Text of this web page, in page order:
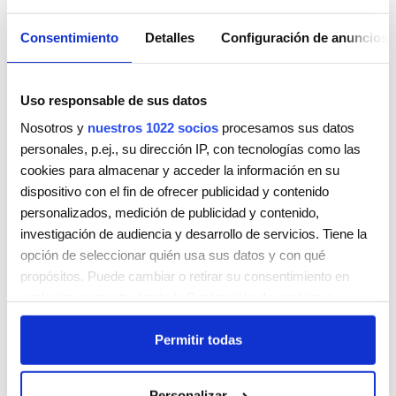
Consentimiento Detalles Configuración de anuncios
Uso responsable de sus datos
Nosotros y nuestros 1022 socios procesamos sus datos
personales, p.ej., su dirección IP, con tecnologías como las
cookies para almacenar y acceder la información en su
dispositivo con el fin de ofrecer publicidad y contenido
personalizados, medición de publicidad y contenido,
investigación de audiencia y desarrollo de servicios. Tiene la
opción de seleccionar quién usa sus datos y con qué
propósitos. Puede cambiar o retirar su consentimiento en
clicando en el Menú de consentimiento.
Si lo permite, también quisiéramos:
Permitir todas
tendencia natural
destacan las trenzas
suaves para
complementar un